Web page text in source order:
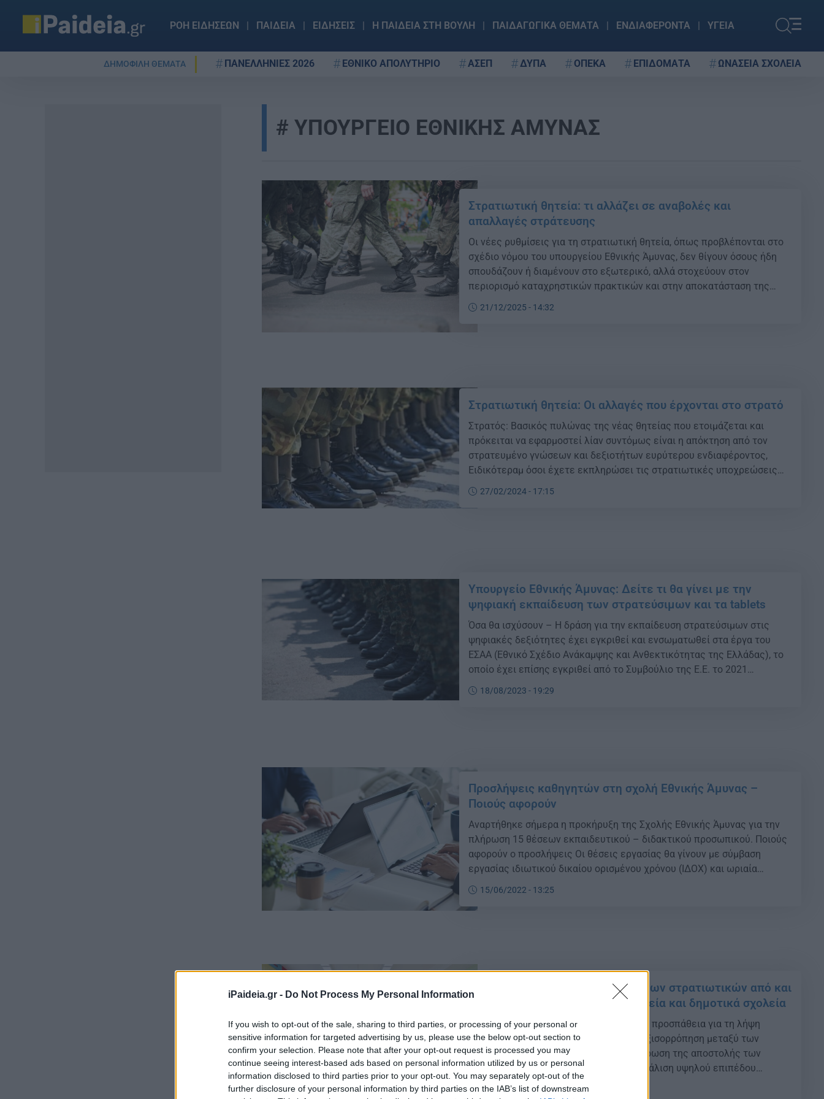
iPaideia.gr - Do Not Process My Personal Information
If you wish to opt-out of the sale, sharing to third parties, or processing of your personal or
sensitive information for targeted advertising by us, please use the below opt-out section to
confirm your selection. Please note that after your opt-out request is processed you may
continue seeing interest-based ads based on personal information utilized by us or personal
information disclosed to third parties prior to your opt-out. You may separately opt-out of the
further disclosure of your personal information by third parties on the IAB’s list of downstream
ΡΟΗ ΕΙΔΗΣΕΩΝ ΠΑΙΔΕΙΑ ΕΙΔΗΣΕΙΣ Η ΠΑΙΔΕΙΑ ΣΤΗ ΒΟΥΛΗ ΠΑΙΔΑΓΩΓΙΚΑ ΘΕΜΑΤΑ ΕΝΔΙΑΦΕΡΟΝΤΑ ΥΓΕΙΑ
ΔΗΜΟΦΙΛΗ ΘΕΜΑΤΑ ΠΑΝΕΛΛΗΝΙΕΣ 2026 ΕΘΝΙΚΟ ΑΠΟΛΥΤΗΡΙΟ ΑΣΕΠ ΔΥΠΑ ΟΠΕΚΑ ΕΠΙΔΟΜΑΤΑ ΩΝΑΣΕΙΑ ΣΧΟΛΕΙΑ
ΥΠΟΥΡΓΕΙΟ ΕΘΝΙΚΗΣ ΑΜΥΝΑΣ
Στρατιωτική θητεία: τι αλλάζει σε αναβολές και
απαλλαγές στράτευσης
Οι νέες ρυθμίσεις για τη στρατιωτική θητεία, όπως προβλέπονται στο
σχέδιο νόμου του υπουργείου Εθνικής Άμυνας, δεν θίγουν όσους ήδη
σπουδάζουν ή διαμένουν στο εξωτερικό, αλλά στοχεύουν στον
περιορισμό καταχρηστικών πρακτικών και στην αποκατάσταση της
ισονομίας απέναντι σε μια συνταγματική υποχρέωση.
21/12/2025 - 14:32
Στρατιωτική θητεία: Οι αλλαγές που έρχονται στο στρατό
Στρατός: Βασικός πυλώνας της νέας θητείας που ετοιμάζεται και
πρόκειται να εφαρμοστεί λίαν συντόμως είναι η απόκτηση από τον
στρατευμένο γνώσεων και δεξιοτήτων ευρύτερου ενδιαφέροντος,
Ειδικότεραμ όσοι έχετε εκπληρώσει τις στρατιωτικές υποχρεώσεις
και βρίσκεστε νομίμως εκτός στρατεύματος, μην νομίζετε πλέον ότι
έχετε τελειώσει και με τον στρατό. Το Υπουργείο Εθνικής Άμυνας
27/02/2024 - 17:15
Υπουργείο Εθνικής Άμυνας: Δείτε τι θα γίνει με την
ψηφιακή εκπαίδευση των στρατεύσιμων και τα tablets
Όσα θα ισχύσουν – Η δράση για την εκπαίδευση στρατεύσιμων στις
ψηφιακές δεξιότητες έχει εγκριθεί και ενσωματωθεί στα έργα του
ΕΣΑΑ (Εθνικό Σχέδιο Ανάκαμψης και Ανθεκτικότητας της Ελλάδας), το
οποίο έχει επίσης εγκριθεί από το Συμβούλιο της Ε.Ε. το 2021
(https://greece20.gov.gr/to-plires-sxedio/) και ανήκει στον 3ο πυλώνα
(Απασχόληση, Δεξιότητες, Κοινωνική Συνοχή). Συγκεκριμένα,
18/08/2023 - 19:29
Προσλήψεις καθηγητών στη σχολή Εθνικής Άμυνας –
Ποιούς αφορούν
Αναρτήθηκε σήμερα η προκήρυξη της Σχολής Εθνικής Άμυνας για την
πλήρωση 15 θέσεων εκπαιδευτικού – διδακτικού προσωπικού. Ποιούς
αφορούν ο προσλήψεις Οι θέσεις εργασίας θα γίνουν με σύμβαση
εργασίας ιδιωτικού δικαίου ορισμένου χρόνου (ΙΔΟΧ) και ωριαία
αποζημίωση, για την κάλυψη των εκπαιδευτικών αναγκών του
ακαδημαϊκού έτους 2022-2023, του Διεθνούς Σχολείου Σπουδών (ΔΣΣ)
(«International Senior Course») […]
15/06/2022 - 13:25
Ολοκληρώθηκε η μεταφορά τέκνων στρατιωτικών από και
προς βρεφονηπιακούς, νηπιαγωγεία και δημοτικά σχολεία
Το υπουργείο, «καταβάλλει κάθε δυνατή προσπάθεια για τη λήψη
ευεργετικών μέτρων, με γνώμονα την εξισορρόπηση μεταξύ των
αναγκαίων όρων για την επιτυχή εκπλήρωση της αποστολής των
Ενόπλων Δυνάμεων, αλλά και την εξασφάλιση υψηλού επιπέδου
μέριμνας για τα στελέχη». Το σύνολο των στελεχών που αιτήθηκαν την
02/07/2021 - 18:40